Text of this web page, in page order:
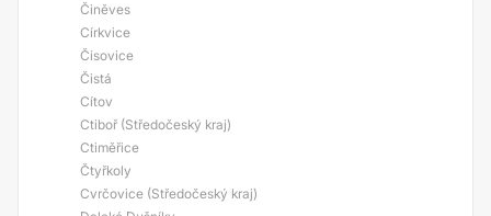
Činěves
Církvice
Čisovice
Čistá
Cítov
Ctiboř (Středočeský kraj)
Ctiměřice
Čtyřkoly
Cvrčovice (Středočeský kraj)